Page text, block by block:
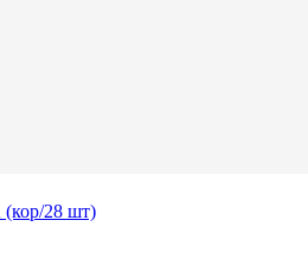
28 шт)